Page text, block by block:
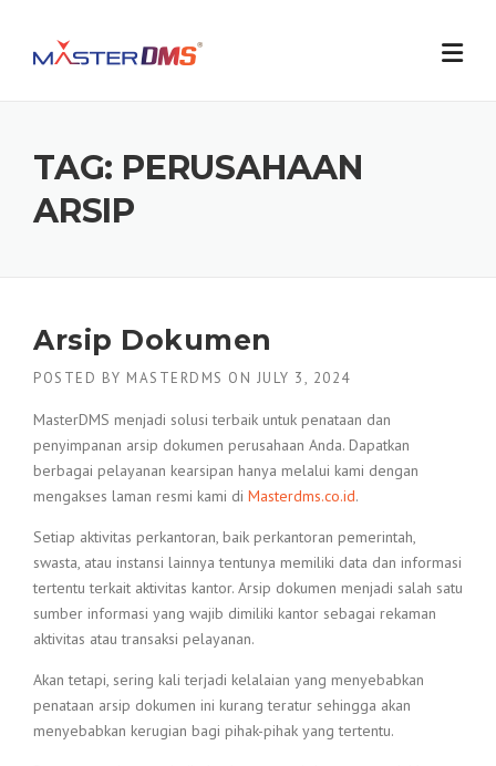
content
TAG: PERUSAHAAN
ARSIP
Arsip Dokumen
POSTED BY MASTERDMS ON JULY 3, 2024
MasterDMS menjadi solusi terbaik untuk penataan dan
penyimpanan arsip dokumen perusahaan Anda. Dapatkan
berbagai pelayanan kearsipan hanya melalui kami dengan
mengakses laman resmi kami di Masterdms.co.id.
Setiap aktivitas perkantoran, baik perkantoran pemerintah,
swasta, atau instansi lainnya tentunya memiliki data dan informasi
tertentu terkait aktivitas kantor. Arsip dokumen menjadi salah satu
sumber informasi yang wajib dimiliki kantor sebagai rekaman
aktivitas atau transaksi pelayanan.
Akan tetapi, sering kali terjadi kelalaian yang menyebabkan
penataan arsip dokumen ini kurang teratur sehingga akan
menyebabkan kerugian bagi pihak-pihak yang tertentu.